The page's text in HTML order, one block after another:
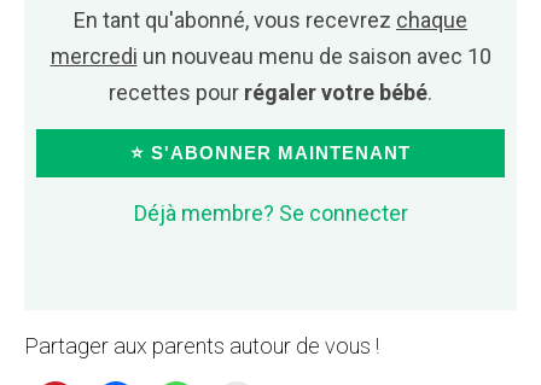
En tant qu'abonné, vous recevrez chaque
mercredi un nouveau menu de saison avec 10
recettes pour régaler votre bébé.
⭐ S'ABONNER MAINTENANT
Déjà membre? Se connecter
Partager aux parents autour de vous !